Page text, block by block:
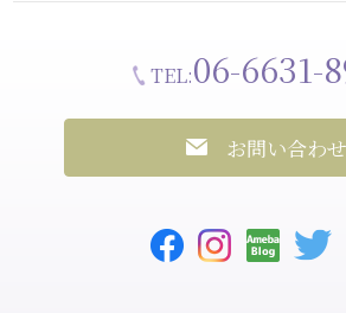
TEL:06-6631-
お問い合わせ